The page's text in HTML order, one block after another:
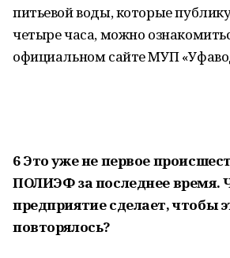
питьевой воды, которые
четыре часа, можно
официальном сайте МУП
6 Это уже не первое
ПОЛИЭФ за последнее время.
предприятие сделает, чтобы
повторялось?